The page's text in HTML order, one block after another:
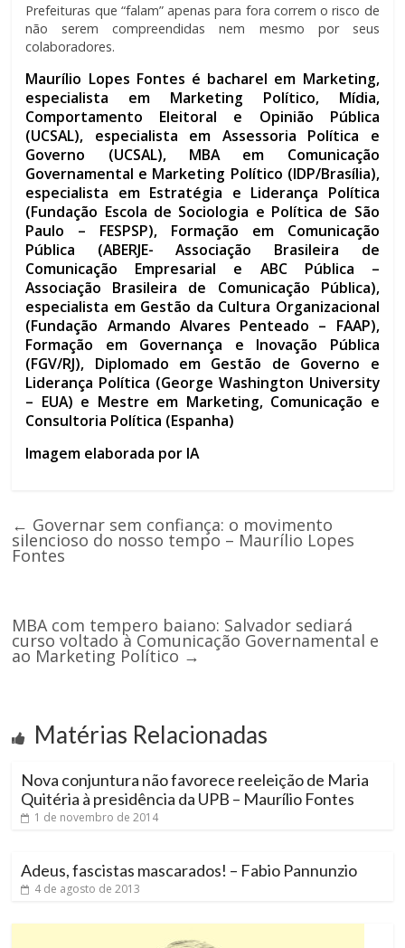
Prefeituras que “falam” apenas para fora correm o risco de
não serem compreendidas nem mesmo por seus
colaboradores.
Maurílio Lopes Fontes é bacharel em Marketing,
especialista em Marketing Político, Mídia,
Comportamento Eleitoral e Opinião Pública
(UCSAL), especialista em Assessoria Política e
Governo (UCSAL), MBA em Comunicação
Governamental e Marketing Político (IDP/Brasília),
especialista em Estratégia e Liderança Política
(Fundação Escola de Sociologia e Política de São
Paulo – FESPSP), Formação em Comunicação
Pública (ABERJE- Associação Brasileira de
Comunicação Empresarial e ABC Pública –
Associação Brasileira de Comunicação Pública),
especialista em Gestão da Cultura Organizacional
(Fundação Armando Alvares Penteado – FAAP),
Formação em Governança e Inovação Pública
(FGV/RJ), Diplomado em Gestão de Governo e
Liderança Política (George Washington University
– EUA) e Mestre em Marketing, Comunicação e
Consultoria Política (Espanha)
Imagem elaborada por IA
← Governar sem confiança: o movimento
silencioso do nosso tempo – Maurílio Lopes
Fontes
MBA com tempero baiano: Salvador sediará
curso voltado à Comunicação Governamental e
ao Marketing Político →
Matérias Relacionadas
Nova conjuntura não favorece reeleição de Maria
Quitéria à presidência da UPB – Maurílio Fontes
1 de novembro de 2014
Adeus, fascistas mascarados! – Fabio Pannunzio
4 de agosto de 2013